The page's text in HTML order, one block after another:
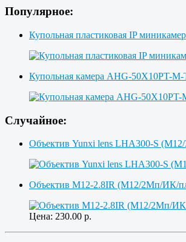
Популярное:
Купольная пластиковая IP
Купольная камера AHG-50X10PT-
Случайное:
Объектив Yunxi lens LHA300-S
Объектив M12-2.8IR (M12/2Мп/ИК/
Цена: 230.00 р.